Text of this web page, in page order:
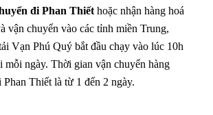
đi Phan Thiết hoặc nhận hàng hoá
vận chuyển vào các tỉnh miền Trung,
Vạn Phú Quý bắt đầu chạy vào lúc 10h
mỗi ngày. Thời gian vận chuyển hàng
Phan Thiết là từ 1 đến 2 ngày.